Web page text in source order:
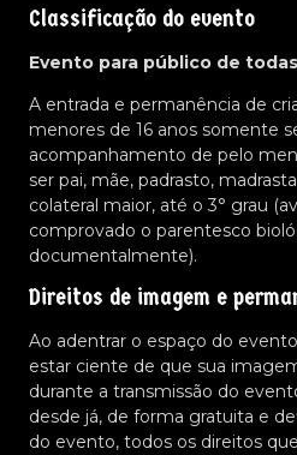
Classificação do evento
Evento para público de
A entrada e permanência de
menores de 16 anos somente
acompanhamento de pelo
ser pai, mãe, padrasto,
colateral maior, até o 3° grau
comprovado o parentesco
documentalmente).
Direitos de imagem e
Ao adentrar o espaço do
estar ciente de que sua
durante a transmissão do
desde já, de forma gratuita e
do evento, todos os direitos